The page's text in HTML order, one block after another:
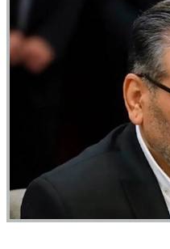
قیمت طلا و سکه امروز دوشنبه ۱۹
مرداد ۱۴۰۵ / قیمت سکه امامی چند؟